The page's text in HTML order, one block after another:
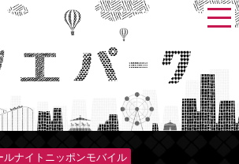
ルナイトニッポンモバイル